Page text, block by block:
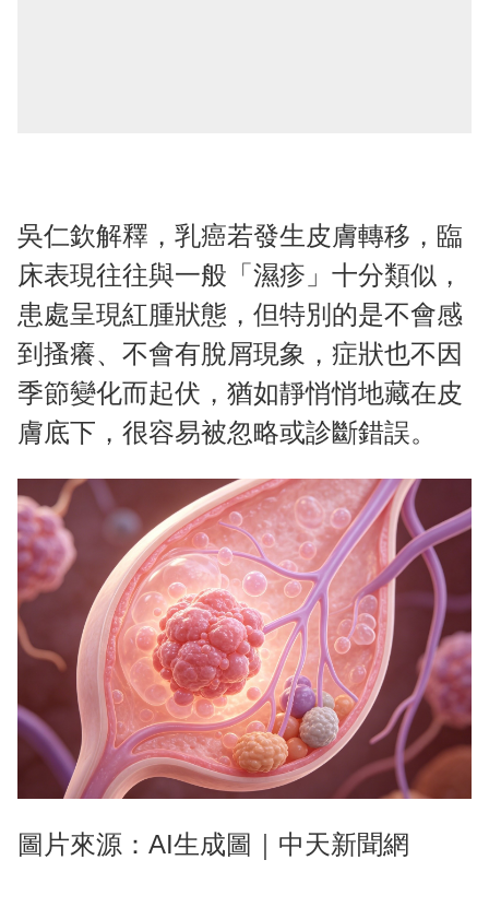
吳仁欽解釋，乳癌若發生皮膚轉移，臨
床表現往往與一般「濕疹」十分類似，
患處呈現紅腫狀態，但特別的是不會感
到搔癢、不會有脫屑現象，症狀也不因
季節變化而起伏，猶如靜悄悄地藏在皮
膚底下，很容易被忽略或診斷錯誤。
圖片來源：AI生成圖｜中天新聞網